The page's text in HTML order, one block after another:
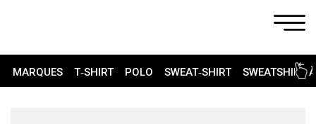
MARQUES T‑SHIRT POLO SWEAT‑SHIRT SWEATSHIRT